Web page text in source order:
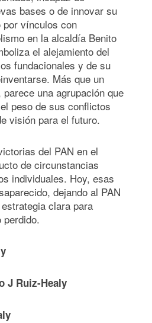
bases o de innovar su
por vínculos con
en la alcaldía Benito
el alejamiento del
fundacionales y de su
Más que un
una agrupación que
peso de sus conflictos
visión para el futuro.
del PAN en el
de circunstancias
individuales. Hoy, esas
dejando al PAN
clara para
perdido.
J Ruiz-Healy